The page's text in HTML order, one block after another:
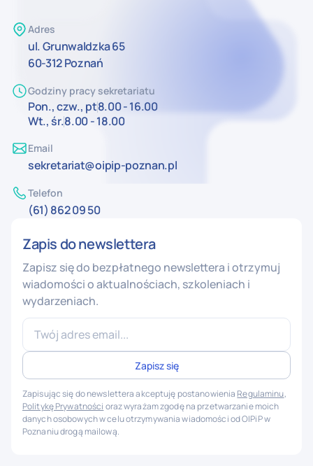
Adres
ul. Grunwaldzka 65
60-312 Poznań
Godziny pracy sekretariatu
Pon., czw., pt8.00 - 16.00
Wt., śr.8.00 - 18.00
Email
sekretariat@oipip-poznan.pl
Telefon
(61) 862 09 50
Zapis do newslettera
Zapisz się do bezpłatnego newslettera i otrzymuj
wiadomości o aktualnościach, szkoleniach i
wydarzeniach.
Zapisując się do newslettera akceptuję postanowienia Regulaminu,
Politykę Prywatności oraz wyrażam zgodę na przetwarzanie moich
danych osobowych w celu otrzymywania wiadomości od OIPiP w
Poznaniu drogą mailową.